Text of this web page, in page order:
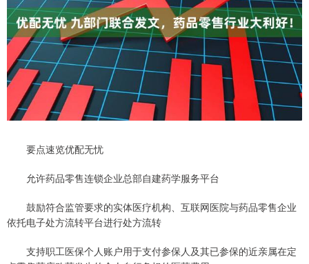
要点速览优配无忧
允许药品零售连锁企业总部自建药学服务平台
鼓励符合监管要求的实体医疗机构、互联网医院与药品零售企业
依托电子处方流转平台进行处方流转
支持职工医保个人账户用于支付参保人及其已参保的近亲属在定